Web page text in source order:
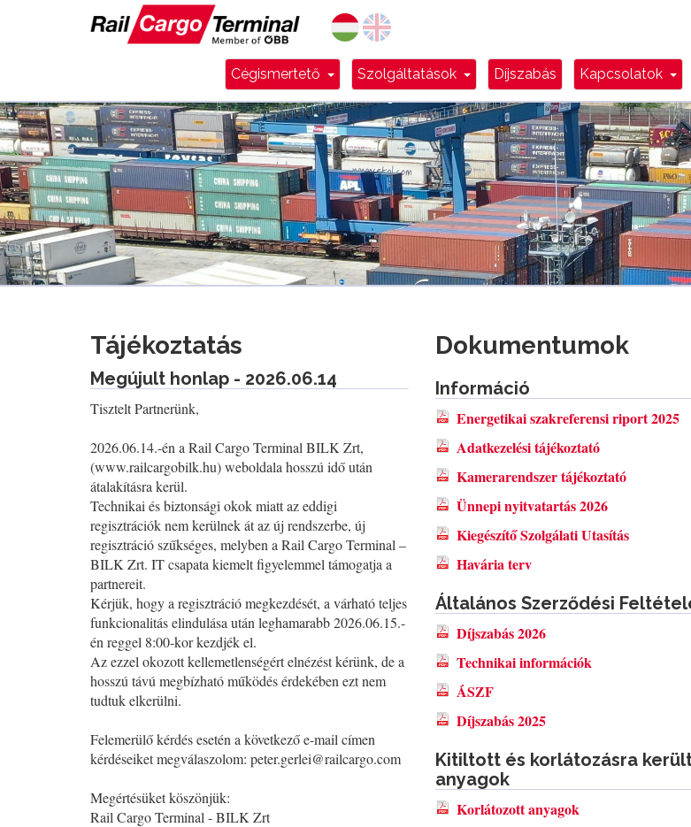
Cégismertető Dropdown Toggle
Szolgáltatások Dropdown Toggle
Díjszabás Kapcsolatok
Tájékoztatás
Megújult honlap - 2026.06.14
Tisztelt Partnerünk,
2026.06.14.-én a Rail Cargo Terminal BILK Zrt,
(www.railcargobilk.hu) weboldala hosszú idő után
átalakításra kerül.
Technikai és biztonsági okok miatt az eddigi
regisztrációk nem kerülnek át az új rendszerbe, új
regisztráció szűkséges, melyben a Rail Cargo Terminal –
BILK Zrt. IT csapata kiemelt figyelemmel támogatja a
partnereit.
Kérjük, hogy a regisztráció megkezdését, a várható teljes
funkcionalitás elindulása után leghamarabb 2026.06.15.-
én reggel 8:00-kor kezdjék el.
Az ezzel okozott kellemetlenségért elnézést kérünk, de a
hosszú távú megbízható működés érdekében ezt nem
tudtuk elkerülni.
Felemerülő kérdés esetén a következő e-mail címen
kérdéseiket megválaszolom: peter.gerlei@railcargo.com
Megértésüket köszönjük:
Rail Cargo Terminal - BILK Zrt
Dokumentumok
Információ
Energetikai szakreferensi riport 2025
Adatkezelési tájékoztató
Kamerarendszer tájékoztató
Ünnepi nyitvatartás 2026
Kiegészítő Szolgálati Utasítás
Havária terv
Általános Szerződési
Díjszabás 2026
Technikai információk
ÁSZF
Díjszabás 2025
Kitiltott és korlátozásra
anyagok
Korlátozott anyagok